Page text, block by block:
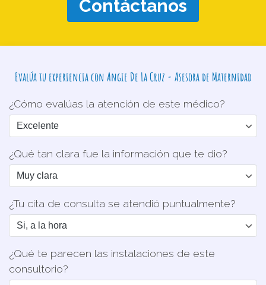
Contáctanos
Evalúa tu experiencia con Angie De La Cruz - Asesora de Maternidad
¿Cómo evalúas la atención de este médico?
¿Qué tan clara fue la información que te dio?
¿Tu cita de consulta se atendió puntualmente?
¿Qué te parecen las instalaciones de este
consultorio?